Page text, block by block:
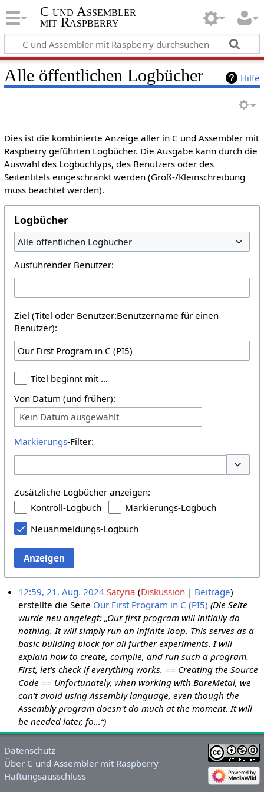
C und Assembler
mit Raspberry
Hilfe
Alle öffentlichen Logbücher
Dies ist die kombinierte Anzeige aller in C und Assembler mit
Raspberry geführten Logbücher. Die Ausgabe kann durch die
Auswahl des Logbuchtyps, des Benutzers oder des
Seitentitels eingeschränkt werden (Groß-/Kleinschreibung
muss beachtet werden).
Logbücher
Alle öffentlichen Logbücher
Ausführender Benutzer:
Ziel (Titel oder Benutzer:Benutzername für einen
Benutzer):
Titel beginnt mit …
Von Datum (und früher):
Kein Datum ausgewählt
Markierungs-Filter:
Zusätzliche Logbücher anzeigen:
Kontroll-Logbuch
Markierungs-Logbuch
Neuanmeldungs-Logbuch
Anzeigen
12:59, 21. Aug. 2024 Satyria Diskussion
Beiträge
erstellte die Seite Our First Program in C (PI5) (Die Seite
wurde neu angelegt: „Our first program will initially do
nothing. It will simply run an infinite loop. This serves as a
basic building block for all further experiments. I will
explain how to create, compile, and run such a program.
First, let's check if everything works. == Creating the Source
Code == Unfortunately, when working with BareMetal, we
can't avoid using Assembly language, even though the
Assembly program doesn't do much at the moment. It will
be needed later, fo…“)
Datenschutz
Über C und Assembler mit Raspberry
Haftungsausschluss